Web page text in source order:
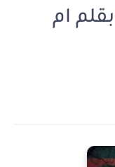
الفصل الثاني عشر 12 بقلم ام